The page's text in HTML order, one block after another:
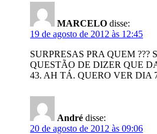
MARCELO disse:
19 de agosto de 2012 às 12:45
SURPRESAS PRA QUEM ???
QUESTÃO DE DIZER QUE
43. AH TÁ. QUERO VER DIA
André disse:
20 de agosto de 2012 às 09:06